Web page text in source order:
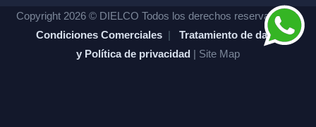
Copyright 2026 © DIELCO Todos los derechos reservados. |
Condiciones Comerciales | Tratamiento de datos
y Política de privacidad | Site Map